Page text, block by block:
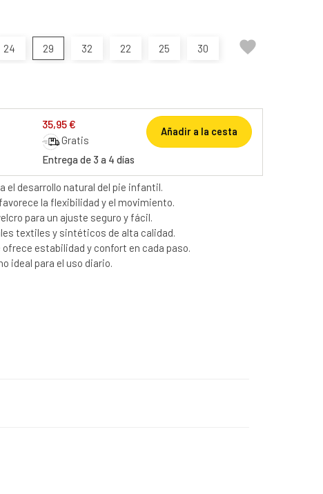
24 29 32 22 25 30 
35,95 €
Gratis
Entrega de 3 a 4 días
Añadir a la cesta
el desarrollo natural del pie infantil.
la flexibilidad y el movimiento.
para un ajuste seguro y fácil.
textiles y sintéticos de alta calidad.
estabilidad y confort en cada paso.
ideal para el uso diario.